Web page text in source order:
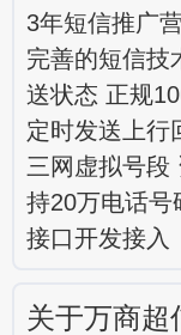
3年短信推广
完善的短信技
送状态 正规
定时发送上行
三网虚拟号段
持20万电话号
接口开发接入
关于万商超